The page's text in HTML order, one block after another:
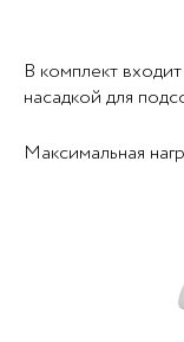
В комплект
насадкой для
Максимальная